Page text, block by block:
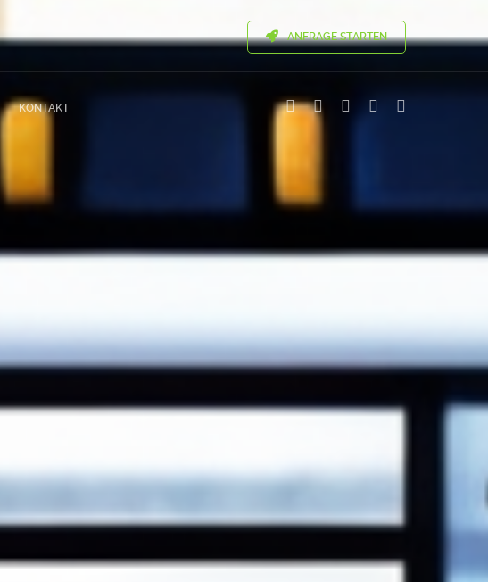
ANFRAGE STARTEN
KONTAKT